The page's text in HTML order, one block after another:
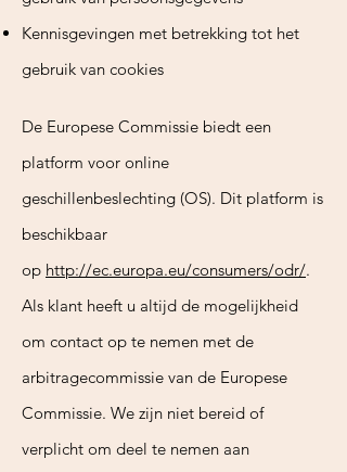
Kennisgevingen met betrekking tot het
gebruik van cookies
De Europese Commissie biedt een
platform voor online
geschillenbeslechting (OS). Dit platform is
beschikbaar
op http://ec.europa.eu/consumers/odr/.
Als klant heeft u altijd de mogelijkheid
om contact op te nemen met de
arbitragecommissie van de Europese
Commissie. We zijn niet bereid of
verplicht om deel te nemen aan